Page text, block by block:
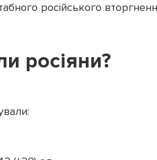
російського
росіяни?